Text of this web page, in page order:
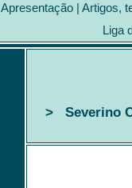
Apresentação | Artigos,
Liga
> Severino